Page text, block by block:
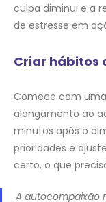
culpa diminui e a
de estresse em
Criar hábitos
Comece com
alongamento ao
minutos após o
prioridades e
certo, o que
A autocompaixão